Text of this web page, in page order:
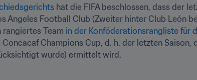
hat die FIFA beschlossen, dass der
Angeles Football Club (Zweiter hinter Club León
rangiertes Team in der Konföderationsrangliste für
Champions Cup, d. h. der letzten
wurde) ermittelt wird.